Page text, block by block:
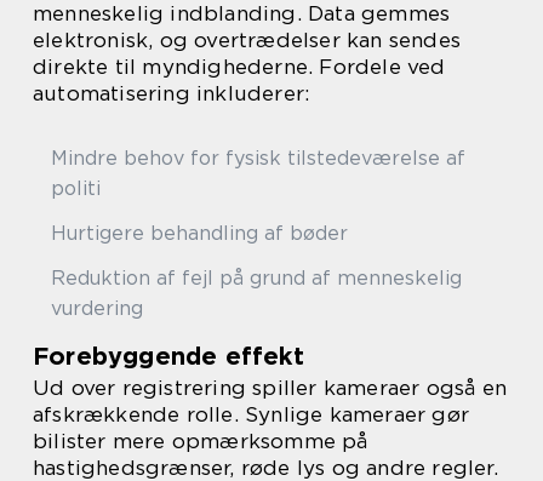
menneskelig indblanding. Data gemmes
elektronisk, og overtrædelser kan sendes
direkte til myndighederne. Fordele ved
automatisering inkluderer:
Mindre behov for fysisk tilstedeværelse af
politi
Hurtigere behandling af bøder
Reduktion af fejl på grund af menneskelig
vurdering
Forebyggende effekt
Ud over registrering spiller kameraer også en
afskrækkende rolle. Synlige kameraer gør
bilister mere opmærksomme på
hastighedsgrænser, røde lys og andre regler.